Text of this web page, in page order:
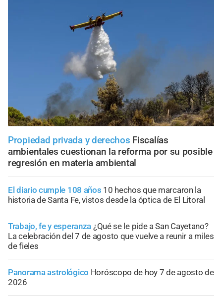
Propiedad privada y derechos Fiscalías
ambientales cuestionan la reforma por su posible
regresión en materia ambiental
El diario cumple 108 años 10 hechos que marcaron la
historia de Santa Fe, vistos desde la óptica de El Litoral
Trabajo, fe y esperanza ¿Qué se le pide a San Cayetano?
La celebración del 7 de agosto que vuelve a reunir a miles
de fieles
Panorama astrológico Horóscopo de hoy 7 de agosto de
2026